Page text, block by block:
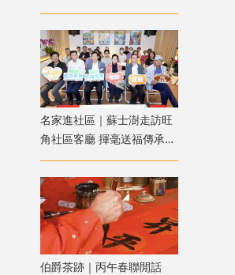
名家進社區｜蘇士澍走訪旺
角社區客廳 揮毫送福傳承中
華書藝
伯爵茶跡｜丙午春聯閒話